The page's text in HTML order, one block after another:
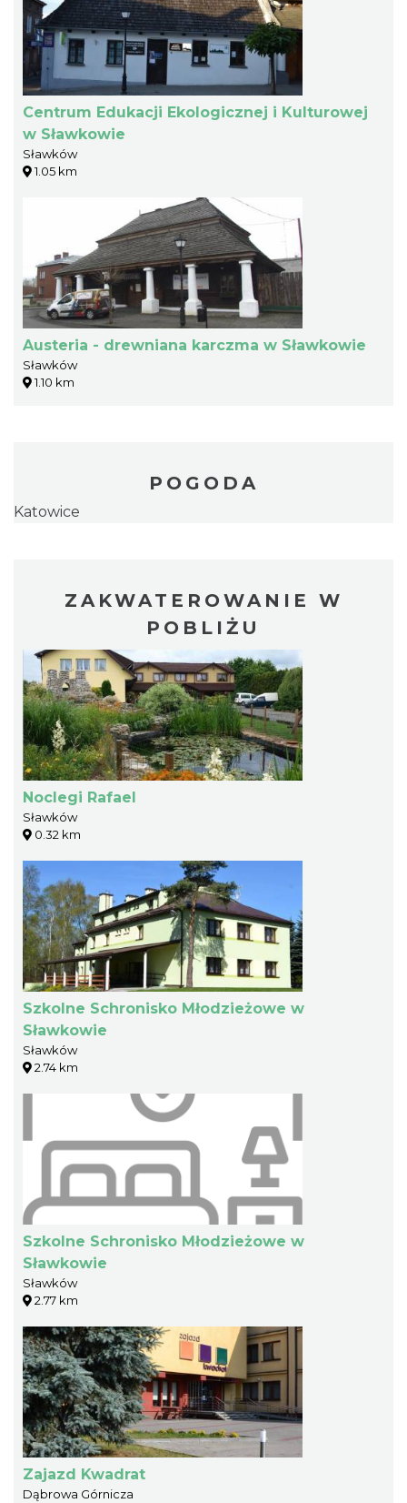
Centrum Edukacji Ekologicznej i Kulturowej
w Sławkowie
Sławków
1.05 km
Austeria - drewniana karczma w Sławkowie
Sławków
1.10 km
POGODA
Katowice
ZAKWATEROWANIE W
POBLIŻU
Noclegi Rafael
Sławków
0.32 km
Szkolne Schronisko Młodzieżowe w
Sławkowie
Sławków
2.74 km
Szkolne Schronisko Młodzieżowe w
Sławkowie
Sławków
2.77 km
Zajazd Kwadrat
Dąbrowa Górnicza